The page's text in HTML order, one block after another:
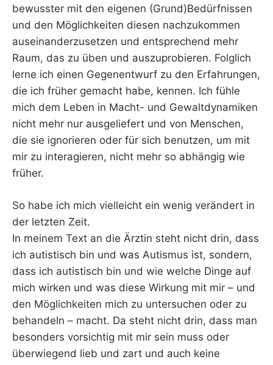
bewusster mit den eigenen (Grund)Bedürfnissen
und den Möglichkeiten diesen nachzukommen
auseinanderzusetzen und entsprechend mehr
Raum, das zu üben und auszuprobieren. Folglich
lerne ich einen Gegenentwurf zu den Erfahrungen,
die ich früher gemacht habe, kennen. Ich fühle
mich dem Leben in Macht- und Gewaltdynamiken
nicht mehr nur ausgeliefert und von Menschen,
die sie ignorieren oder für sich benutzen, um mit
mir zu interagieren, nicht mehr so abhängig wie
früher.
So habe ich mich vielleicht ein wenig verändert in
der letzten Zeit.
In meinem Text an die Ärztin steht nicht drin, dass
ich autistisch bin und was Autismus ist, sondern,
dass ich autistisch bin und wie welche Dinge auf
mich wirken und was diese Wirkung mit mir – und
den Möglichkeiten mich zu untersuchen oder zu
behandeln – macht. Da steht nicht drin, dass man
besonders vorsichtig mit mir sein muss oder
überwiegend lieb und zart und auch keine